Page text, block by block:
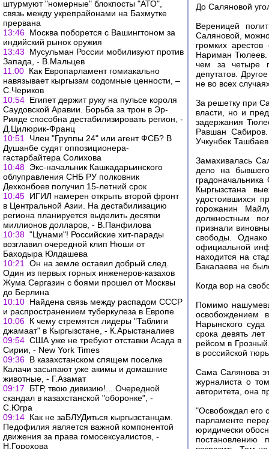
штурмуют "номерные" блокпосты "АТО",
связь между укрепрайонами на Бахмутке
прервана
13:46 Москва поборется с Вашингтоном за
индийский рынок оружия
13:43
Мусульман России мобилизуют против
Запада, - В.Мальцев
11:00 Как Европарламент гомиакально
навязывает кыргызам содомные ценности, –
С.Чериков
10:54 Египет держит руку на пульсе короля
Саудовской Аравии. Борьба за трон в Эр-
Рияде способна дестабилизировать регион, -
Д.Цилюрик-Франц
10:51
Член "Группы 24" или агент ФСБ? В
Душанбе судят оппозиционера-
гастарбайтера Солихова
10:48 Экс-начальник Кашкадарьинского
облуправления СНБ РУ полковник
Дехконбоев получил 15-летний срок
10:45 ИГИЛ намерен открыть второй фронт
в Центральной Азии. На дестабилизацию
региона планируется выделить десятки
миллионов долларов, - В.Панфилова
10:38 "Цунами"! Российские хит-парады
возглавил очередной клип Нюши от
Баходыра Юлдашева
10:21
Он на земле оставил добрый след.
Один из первых горных инженеров-казахов
Жума Сергазин с боями прошел от Москвы
до Берлина
10:10 Найдена связь между распадом СССР
и распространением туберкулеза в Европе
10:06 К чему стремятся лидеры "Таблиги
джамаат" в Кыргызстане, - К.Арыстаналиев
09:54 США уже не требуют отставки Асада в
Сирии, - New York Times
09:36 В казахстанском спящем поселке
Калачи засыпают уже акимы и домашние
животные, - Г.Азамат
09:17
БТР, твою дивизию!... Очередной
скандал в казахстанской "оборонке", -
С.Югра
09:14 Как не заБЛУДиться кыргызстанцам.
Педофилия является важной компонентой
движения за права гомосексуалистов, -
Н.Горохова
До Саляновой
Вереницей
Саляновой,
громких
Нариман
чем за четыре
депутатов.
не во всех
За решетку при
власти, но и
задержания
Равшан Сабиров.
Учкунбек
Замахивалась
дело на
Кыргызстана
удостоившихся
горожанин
должностным
признали
свободы.
официальной
находится на
Бакалаева не
Когда вор на
Помимо
освобождением
Нарынского
срока девять
рейсом в
в российской
Сама Салянова
журналиста о
авторитета, она
"Освобождал его
парламенте
юридически
постановлению